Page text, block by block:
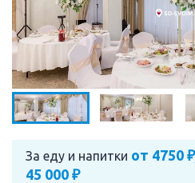
За еду и напитки от 4750
45 000 ₽